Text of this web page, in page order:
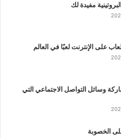
مفيدة لك
وسائل التواصل الاجتماعي التي
الخصوبة